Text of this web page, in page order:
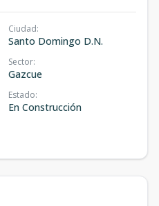
Ciudad:
Santo Domingo D.N.
Sector:
Gazcue
Estado:
En Construcción